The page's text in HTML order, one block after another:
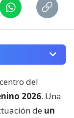
del
2026. Una
de un